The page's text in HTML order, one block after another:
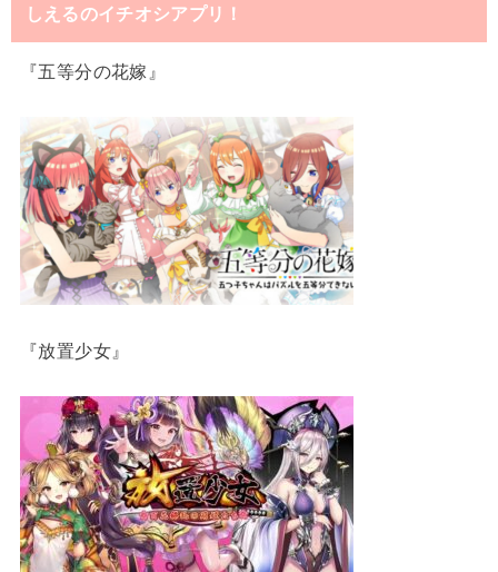
しえるのイチオシアプリ！
『五等分の花嫁』
『放置少女』